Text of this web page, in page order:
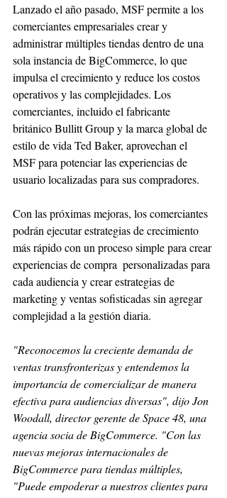
Lanzado el año pasado, MSF permite a los
comerciantes empresariales crear y
administrar múltiples tiendas dentro de una
sola instancia de BigCommerce, lo que
impulsa el crecimiento y reduce los costos
operativos y las complejidades. Los
comerciantes, incluido el fabricante
británico Bullitt Group y la marca global de
estilo de vida Ted Baker, aprovechan el
MSF para potenciar las experiencias de
usuario localizadas para sus compradores.
Con las próximas mejoras, los comerciantes
podrán ejecutar estrategias de crecimiento
más rápido con un proceso simple para crear
experiencias de compra  personalizadas para
cada audiencia y crear estrategias de
marketing y ventas sofisticadas sin agregar
complejidad a la gestión diaria.
"Reconocemos la creciente demanda de
ventas transfronterizas y entendemos la
importancia de comercializar de manera
efectiva para audiencias diversas", dijo Jon
Woodall, director gerente de Space 48, una
agencia socia de BigCommerce. "Con las
nuevas mejoras internacionales de
BigCommerce para tiendas múltiples,
"Puede empoderar a nuestros clientes para